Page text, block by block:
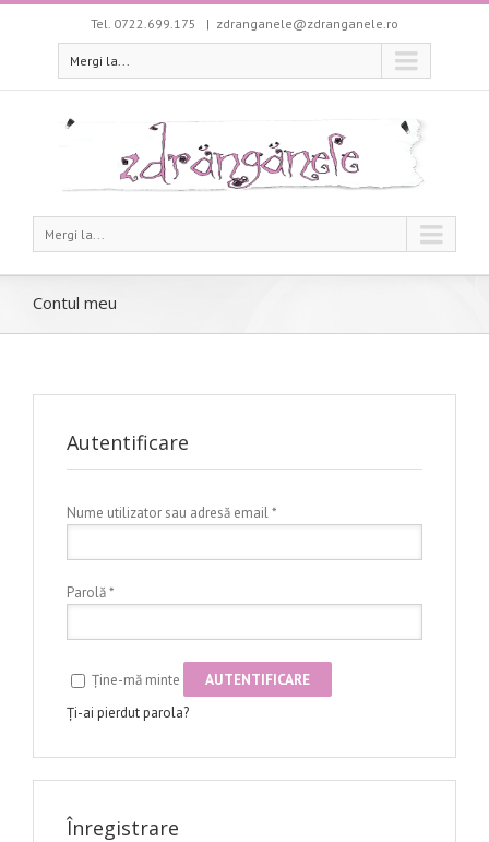
Tel. 0722.699.175 | zdranganele@zdranganele.ro
Mergi la...
Mergi la...
Contul meu
Autentificare
Nume utilizator sau adresă email*
Parolă*
Ține-mă minte AUTENTIFICARE
Ți-ai pierdut parola?
Înregistrare